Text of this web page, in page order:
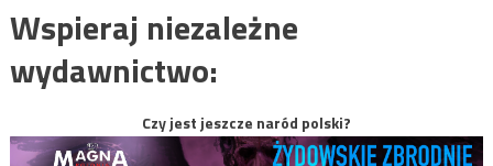
Wspieraj niezależne
wydawnictwo:
Czy jest jeszcze naród polski?